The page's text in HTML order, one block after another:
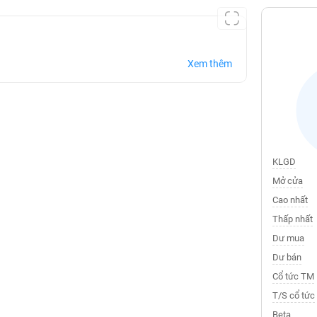
Xem thêm
KLGD
Mở cửa
Cao nhất
Thấp nhất
Dư mua
Dư bán
Cổ tức TM
T/S cổ tức
Beta